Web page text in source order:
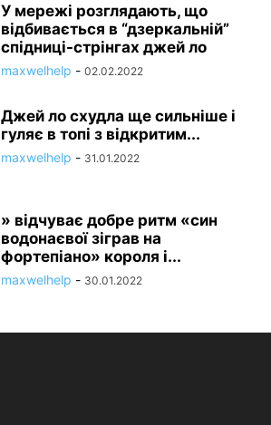
У мережі розглядають, що
відбивається в “дзеркальній”
спідниці-стрінгах джей ло
maxwelhelp - 02.02.2022
Джей ло схудла ще сильніше і
гуляє в топі з відкритим...
maxwelhelp - 31.01.2022
» відчуває добре ритм «син
водонаєвої зіграв на
фортепіано» короля і...
maxwelhelp - 30.01.2022